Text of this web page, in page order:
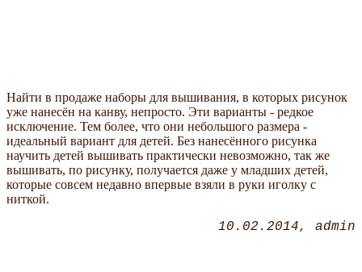
Найти в продаже наборы для вышивания, в которых рисунок
уже нанесён на канву, непросто. Эти варианты - редкое
исключение. Тем более, что они небольшого размера -
идеальный вариант для детей. Без нанесённого рисунка
научить детей вышивать практически невозможно, так же
вышивать, по рисунку, получается даже у младших детей,
которые совсем недавно впервые взяли в руки иголку с
ниткой.
10.02.2014 admin